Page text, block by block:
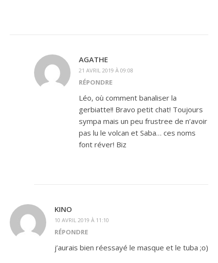
AGATHE
21 AVRIL 2019 À 09:08
RÉPONDRE
Léo, où comment banaliser la
gerbiatte!! Bravo petit chat! Toujours
sympa mais un peu frustree de n’avoir
pas lu le volcan et Saba… ces noms
font réver! Biz
KINO
10 AVRIL 2019 À 11:10
RÉPONDRE
j’aurais bien réessayé le masque et le tuba ;o)